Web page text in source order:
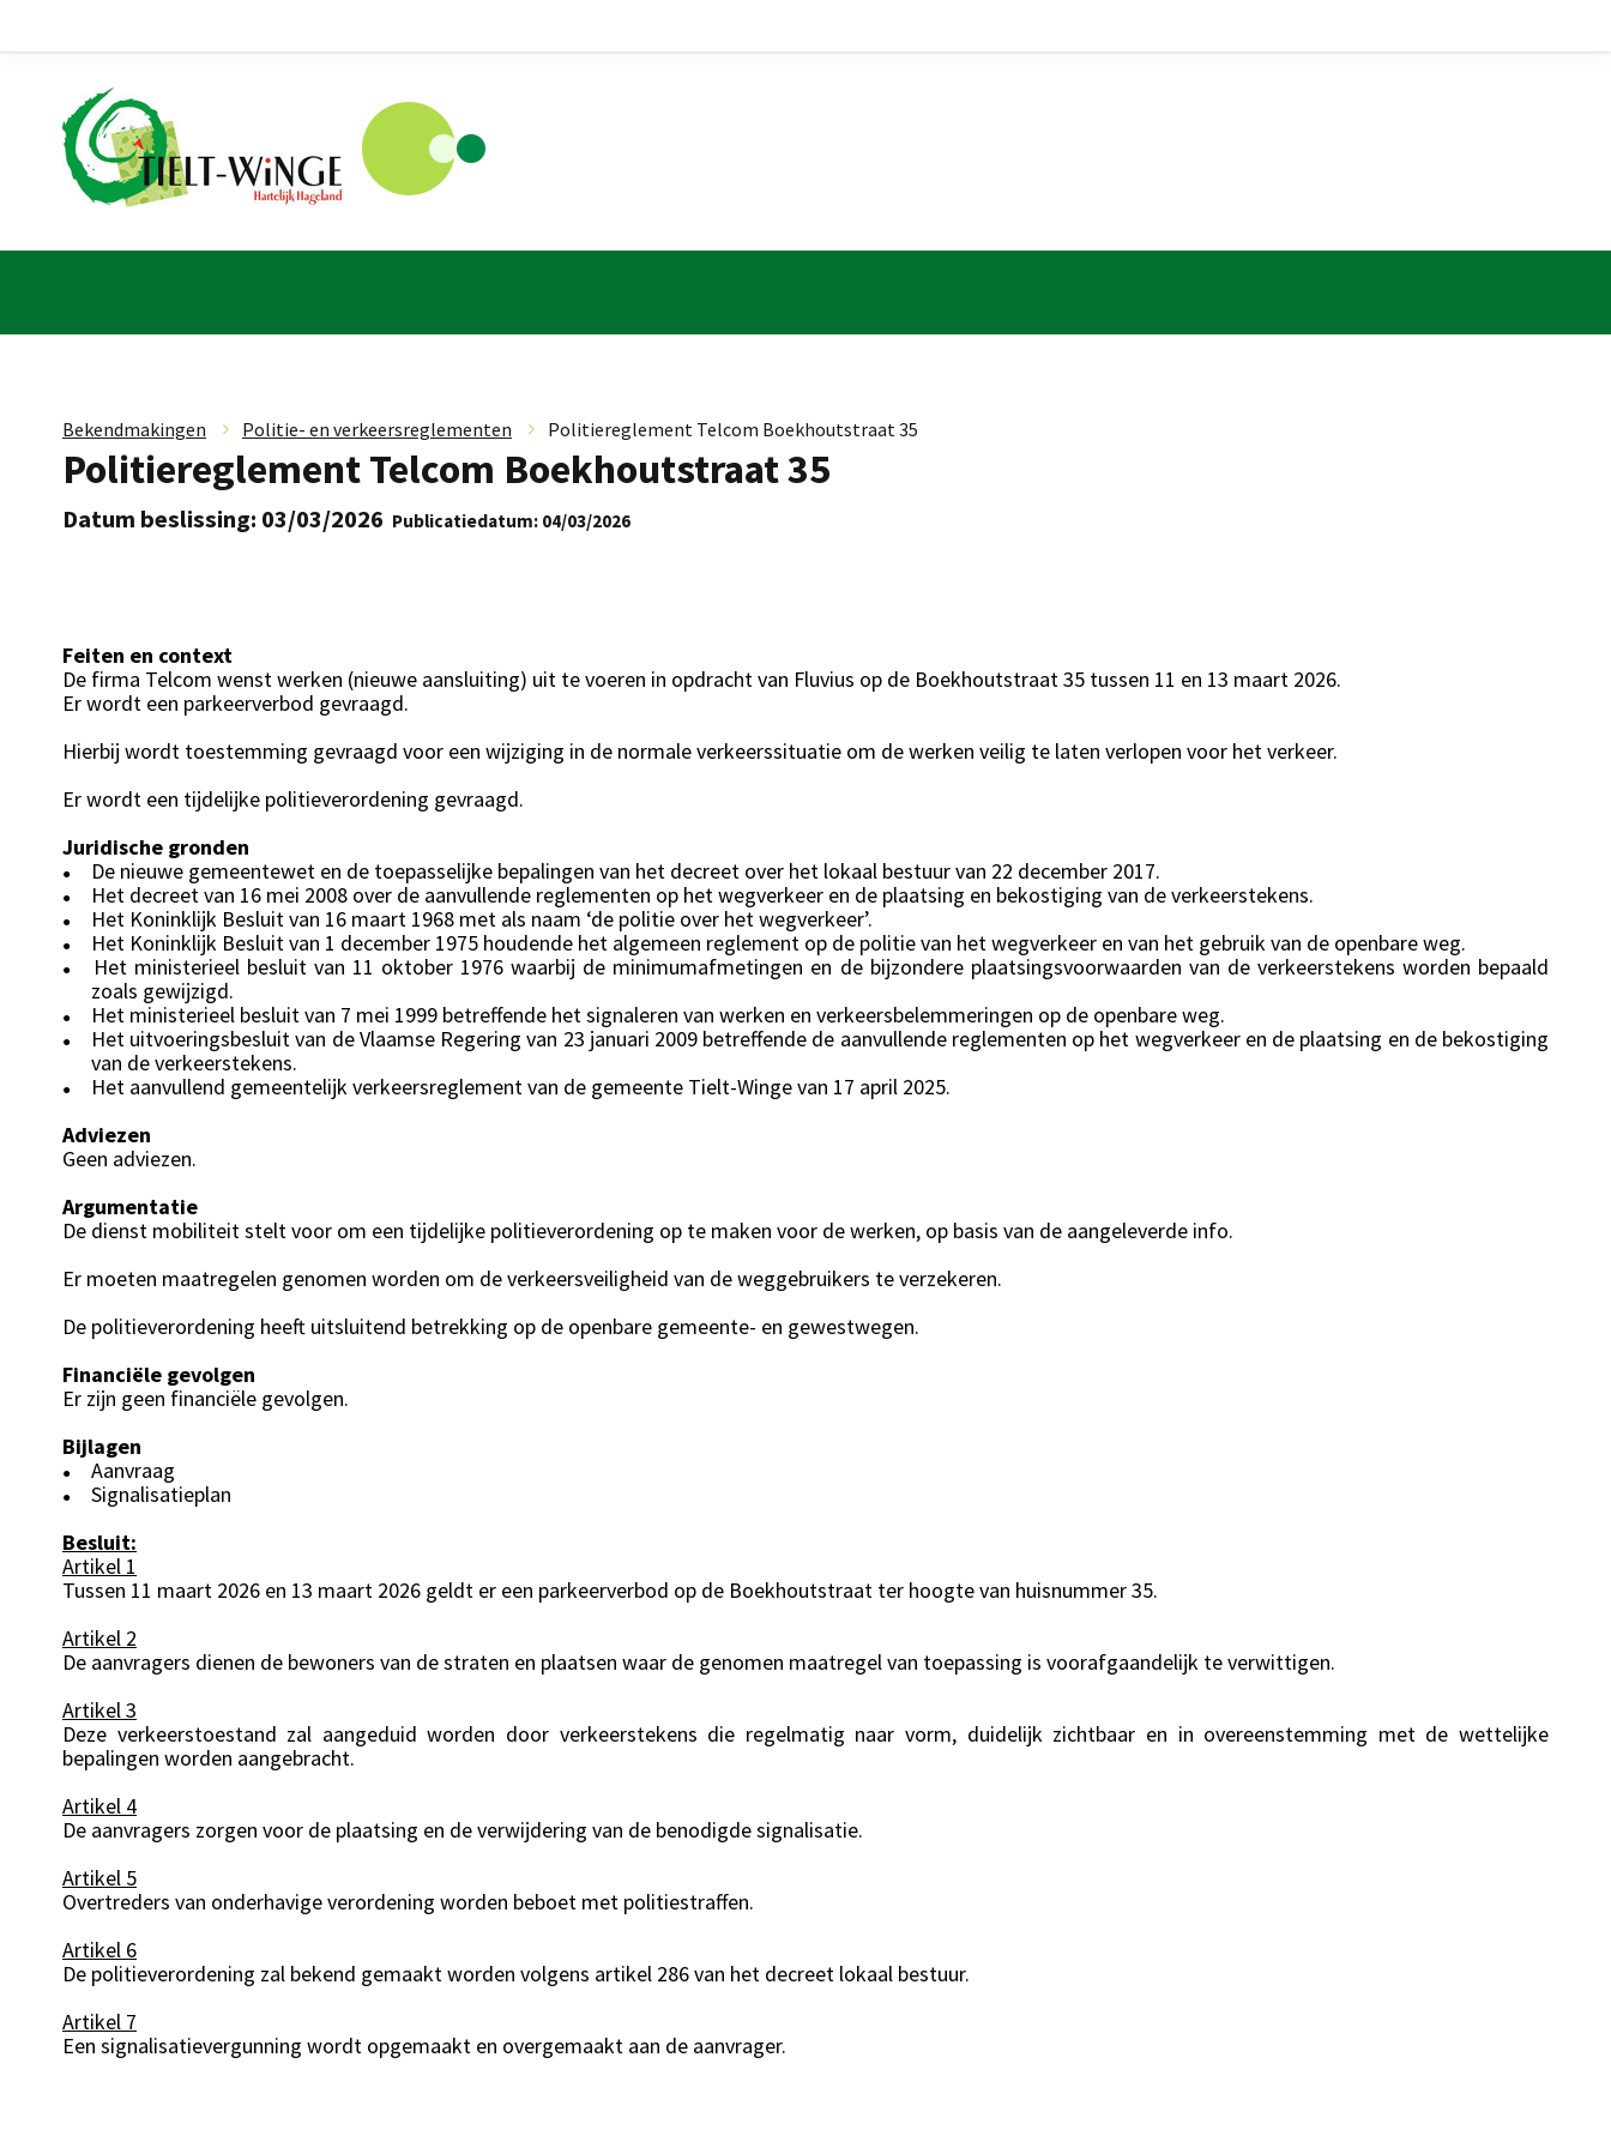
Bekendmakingen » Politie- en verkeersreglementen » Politiereglement Telcom Boekhoutstraat 35
Politiereglement Telcom Boekhoutstraat 35
Datum beslissing: 03/03/2026 Publicatiedatum: 04/03/2026
Feiten en context
De firma Telcom wenst werken (nieuwe aansluiting) uit te voeren in opdracht van Fluvius op de Boekhoutstraat 35 tussen 11 en 13 maart 2026.
Er wordt een parkeerverbod gevraagd.
Hierbij wordt toestemming gevraagd voor een wijziging in de normale verkeerssituatie om de werken veilig te laten verlopen voor het verkeer.
Er wordt een tijdelijke politieverordening gevraagd.
Juridische gronden
● De nieuwe gemeentewet en de toepasselijke bepalingen van het decreet over het lokaal bestuur van 22 december 2017.
● Het decreet van 16 mei 2008 over de aanvullende reglementen op het wegverkeer en de plaatsing en bekostiging van de verkeerstekens.
● Het Koninklijk Besluit van 16 maart 1968 met als naam ‘de politie over het wegverkeer’.
● Het Koninklijk Besluit van 1 december 1975 houdende het algemeen reglement op de politie van het wegverkeer en van het gebruik van de openbare weg.
●
Het ministerieel besluit van 11 oktober 1976 waarbij de minimumafmetingen en de bijzondere plaatsingsvoorwaarden van de verkeerstekens worden bepaald
zoals gewijzigd.
● Het ministerieel besluit van 7 mei 1999 betreffende het signaleren van werken en verkeersbelemmeringen op de openbare weg.
●
Het uitvoeringsbesluit van de Vlaamse Regering van 23 januari 2009 betreffende de aanvullende reglementen op het wegverkeer en de plaatsing en de bekostiging
van de verkeerstekens.
●
Het aanvullend gemeentelijk verkeersreglement van de gemeente Tielt-Winge van 17 april 2025.
Adviezen
Geen adviezen.
Argumentatie
De dienst mobiliteit stelt voor om een tijdelijke politieverordening op te maken voor de werken, op basis van de aangeleverde info.
Er moeten maatregelen genomen worden om de verkeersveiligheid van de weggebruikers te verzekeren.
De politieverordening heeft uitsluitend betrekking op de openbare gemeente- en gewestwegen.
Financiële gevolgen
Er zijn geen financiële gevolgen.
Bijlagen
● Aanvraag
●
Signalisatieplan
Besluit:
Artikel 1
Tussen 11 maart 2026 en 13 maart 2026 geldt er een parkeerverbod op de Boekhoutstraat ter hoogte van huisnummer 35.
Artikel 2
De aanvragers dienen de bewoners van de straten en plaatsen waar de genomen maatregel van toepassing is voorafgaandelijk te verwittigen.
Artikel 3
Deze verkeerstoestand zal aangeduid worden door verkeerstekens die regelmatig naar vorm, duidelijk zichtbaar en in overeenstemming met de wettelijke
bepalingen worden aangebracht.
Artikel 4
De aanvragers zorgen voor de plaatsing en de verwijdering van de benodigde signalisatie.
Artikel 5
Overtreders van onderhavige verordening worden beboet met politiestraffen.
Artikel 6
De politieverordening zal bekend gemaakt worden volgens artikel 286 van het decreet lokaal bestuur.
Artikel 7
Een signalisatievergunning wordt opgemaakt en overgemaakt aan de aanvrager.